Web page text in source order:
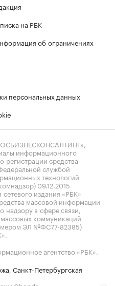
на РБК
об ограничениях
персональных данных
информационного
регистрации средства
службой
технологий
09.12.2015
издания «РБК»
массовой информации
надзору в сфере связи,
коммуникаций
ЭЛ №ФС77-82385)
агентство «РБК».
, Санкт-Петербургская